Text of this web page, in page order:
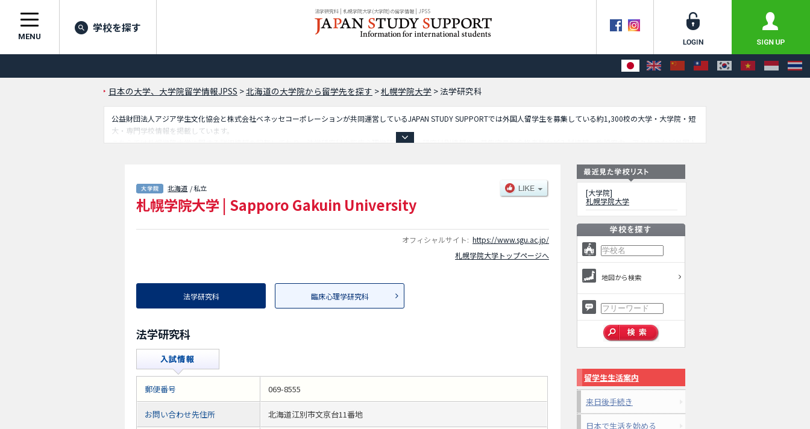
法学研究科 | 札幌学院大学(大学院)の留学情報 | JPSS
MENU
学校を探す
日本の大学、大学院留学情報JPSS >北海道の大学院から留学先を探す >札幌学院大学 >法学研究科
公益財団法人アジア学生文化協会と株式会社ベネッセコーポレーションが共同運営しているJAPAN STUDY SUPPORTでは外国人留学生を募集している約1,300校の大学・大学院・短
大・専門学校情報を掲載しています。
こちらでは札幌学院大学に関する詳細情報を記載しており、法学研究科や臨床心理学研究科等、研究科別情報や、募集定員や合格者数など入試情報、施設案内、アクセスなど外国人
北海道 / 私立
札幌学院大学 | Sapporo Gakuin University
オフィシャルサイト: https://www.sgu.ac.jp/
札幌学院大学トップページへ
法学研究科 臨床心理学研究科
法学研究科
郵便番号 069-8555
お問い合わせ先住所 北海道江別市文京台11番地
[大学院]
札幌学院大学
地図から検索
留学生生活案内
来日後手続き
日本で生活を始める